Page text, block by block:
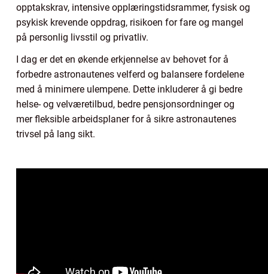
opptakskrav, intensive opplæringstidsrammer, fysisk og
psykisk krevende oppdrag, risikoen for fare og mangel
på personlig livsstil og privatliv.
I dag er det en økende erkjennelse av behovet for å
forbedre astronautenes velferd og balansere fordelene
med å minimere ulempene. Dette inkluderer å gi bedre
helse- og velværetilbud, bedre pensjonsordninger og
mer fleksible arbeidsplaner for å sikre astronautenes
trivsel på lang sikt.